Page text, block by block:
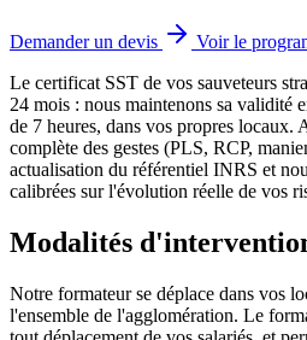
Demander un devis
Voir le
Le certificat SST de vos sauveteurs
24 mois : nous maintenons sa validité
de 7 heures, dans vos propres locaux.
complète des gestes (PLS, RCP,
actualisation du référentiel INRS et
calibrées sur l'évolution réelle de vos
Modalités
Notre formateur se déplace dans vos
l'ensemble de l'agglomération. Le